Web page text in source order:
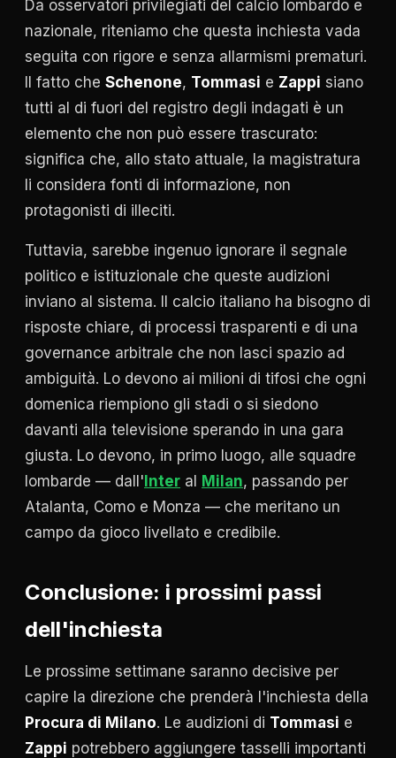
Da osservatori privilegiati del calcio lombardo e
nazionale, riteniamo che questa inchiesta vada
seguita con rigore e senza allarmismi prematuri.
Il fatto che Schenone, Tommasi e Zappi siano
tutti al di fuori del registro degli indagati è un
elemento che non può essere trascurato:
significa che, allo stato attuale, la magistratura
li considera fonti di informazione, non
protagonisti di illeciti.
Tuttavia, sarebbe ingenuo ignorare il segnale
politico e istituzionale che queste audizioni
inviano al sistema. Il calcio italiano ha bisogno di
risposte chiare, di processi trasparenti e di una
governance arbitrale che non lasci spazio ad
ambiguità. Lo devono ai milioni di tifosi che ogni
domenica riempiono gli stadi o si siedono
davanti alla televisione sperando in una gara
giusta. Lo devono, in primo luogo, alle squadre
lombarde — dall'Inter al Milan, passando per
Atalanta, Como e Monza — che meritano un
campo da gioco livellato e credibile.
Conclusione: i prossimi passi
dell'inchiesta
Le prossime settimane saranno decisive per
capire la direzione che prenderà l'inchiesta della
Procura di Milano. Le audizioni di Tommasi e
Zappi potrebbero aggiungere tasselli importanti